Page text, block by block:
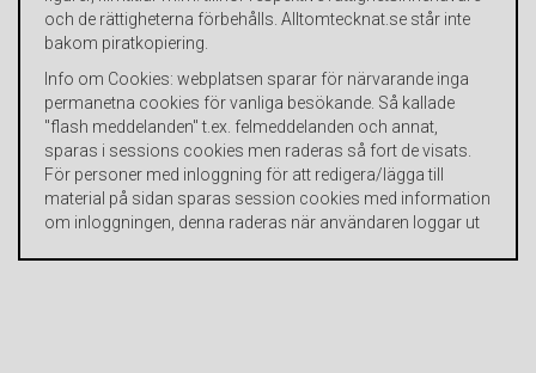
och de rättigheterna förbehålls. Alltomtecknat.se står inte
bakom piratkopiering.
Info om Cookies: webplatsen sparar för närvarande inga
permanetna cookies för vanliga besökande. Så kallade
"flash meddelanden" t.ex. felmeddelanden och annat,
sparas i sessions cookies men raderas så fort de visats.
För personer med inloggning för att redigera/lägga till
material på sidan sparas session cookies med information
om inloggningen, denna raderas när användaren loggar ut